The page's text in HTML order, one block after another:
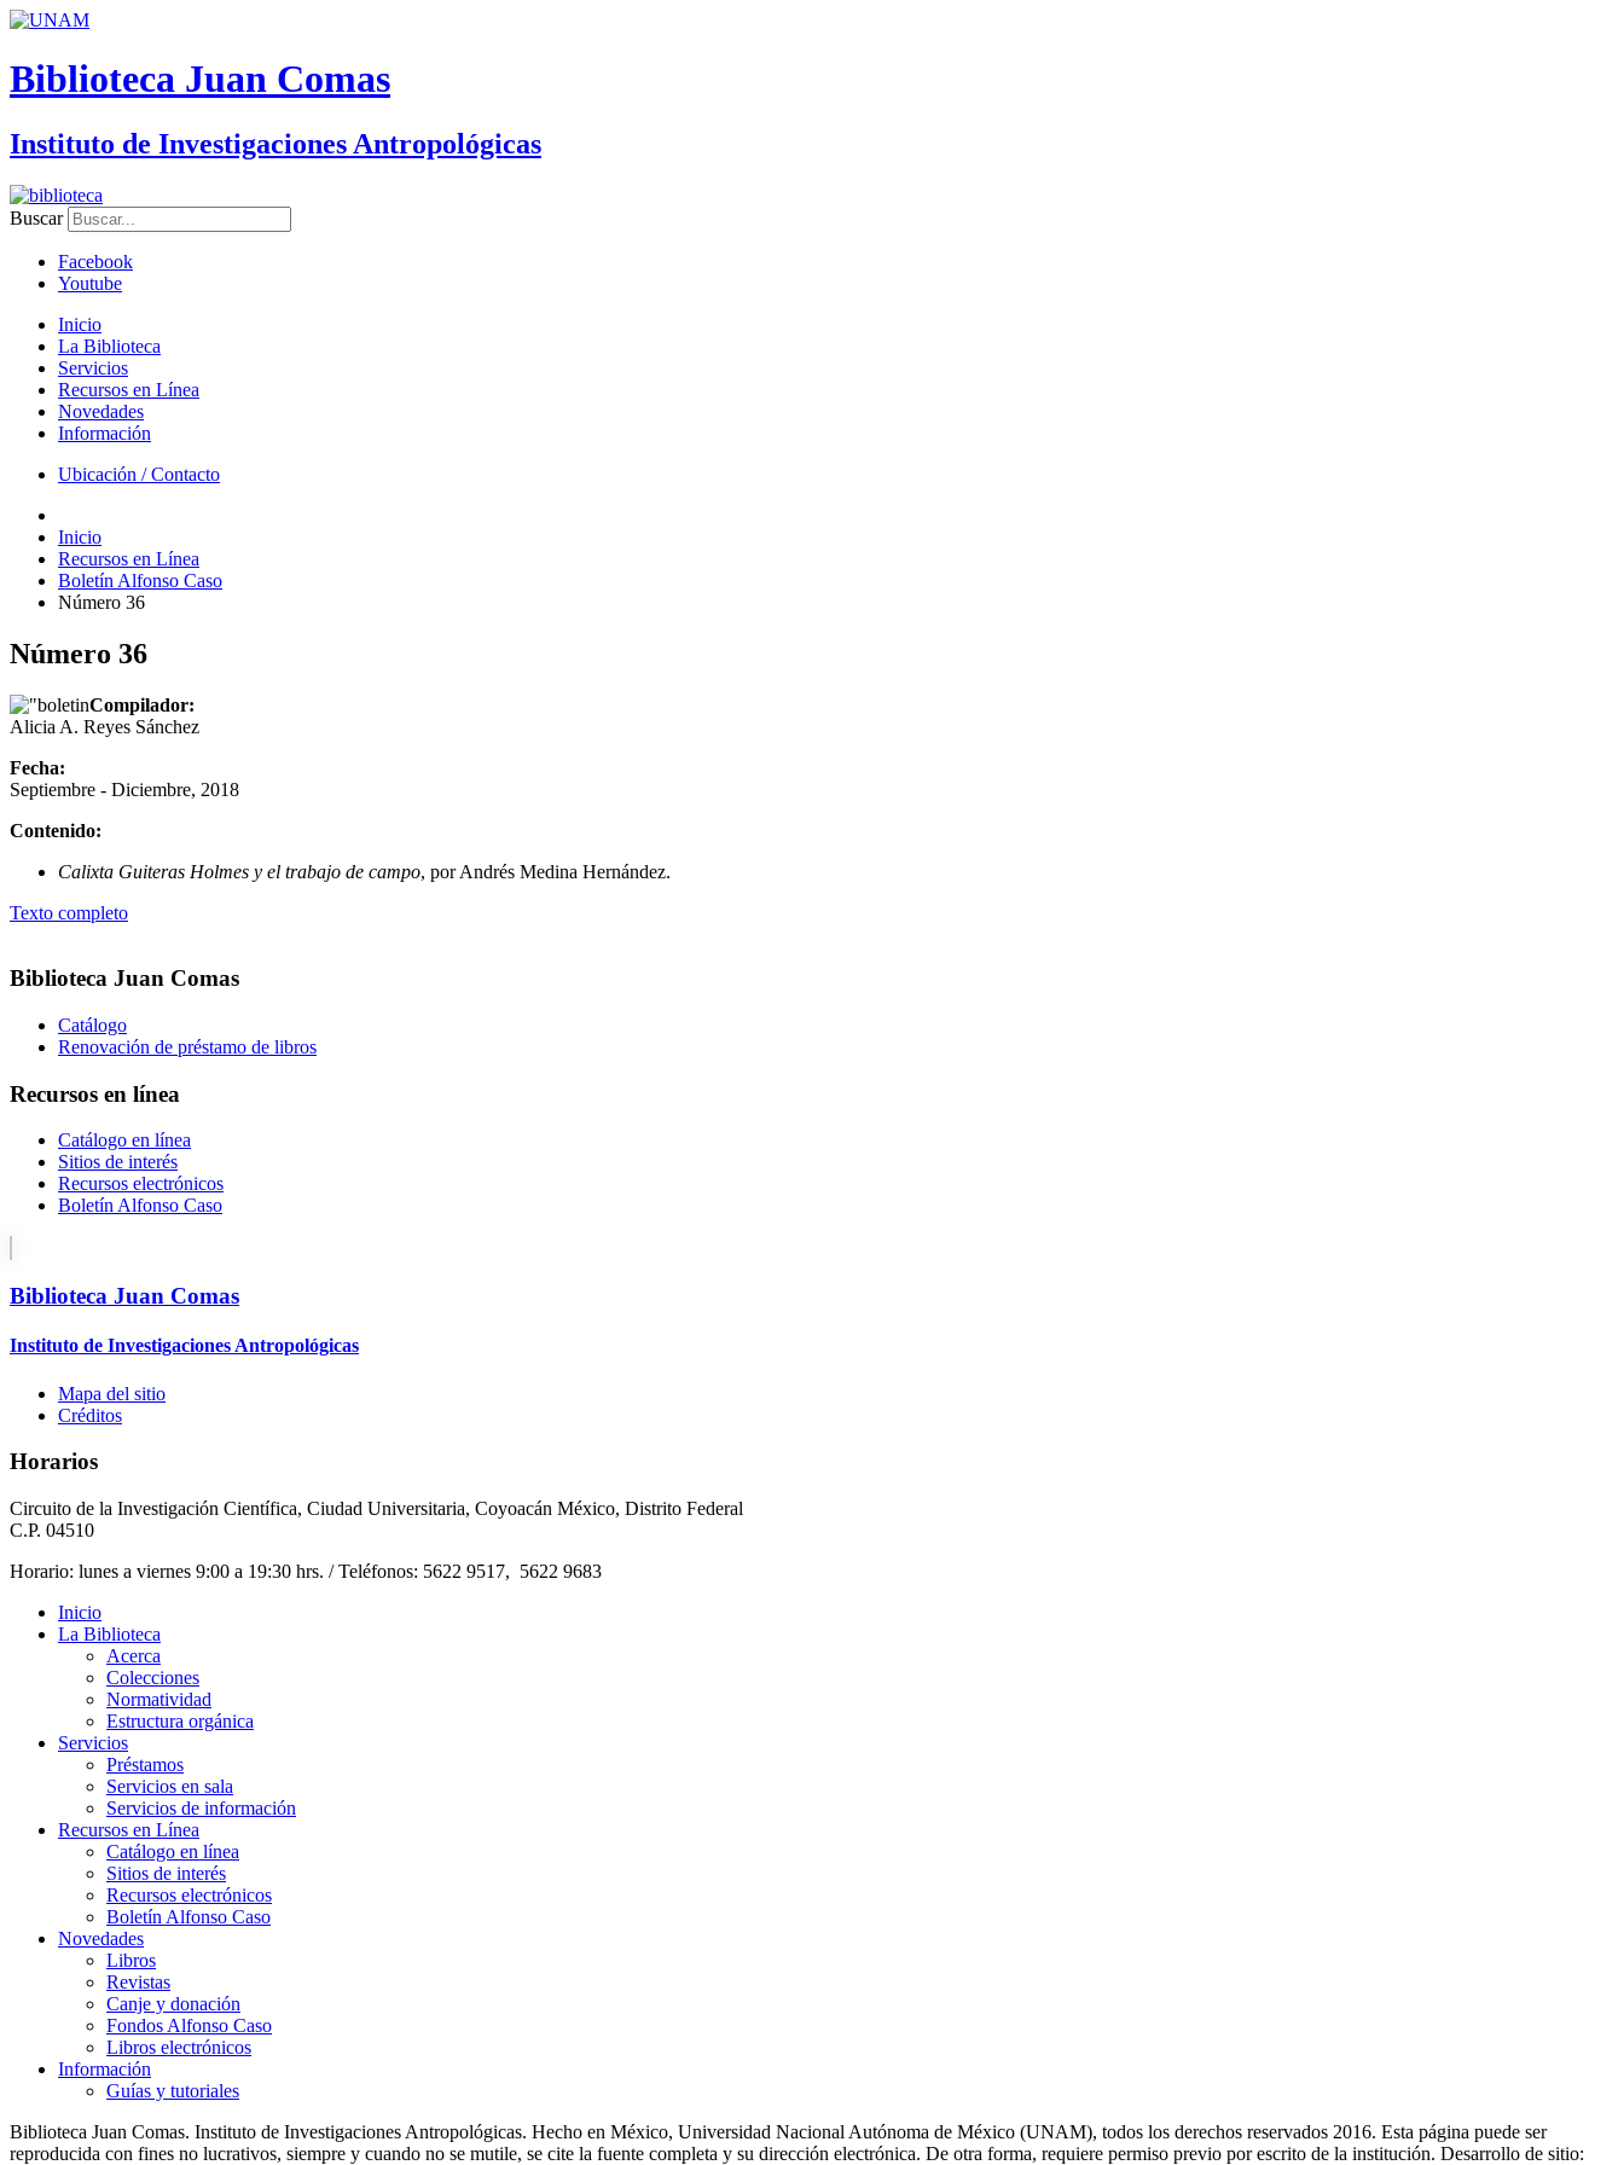
Biblioteca Juan Comas
Instituto de Investigaciones Antropológicas
Buscar
Facebook
Youtube
Inicio
La Biblioteca
Servicios
Recursos en Línea
Novedades
Información
Ubicación / Contacto
Inicio
Recursos en Línea
Boletín Alfonso Caso
Número 36
Número 36
Compilador:
Alicia A. Reyes Sánchez
Fecha:
Septiembre - Diciembre, 2018
Contenido:
Calixta Guiteras Holmes y el trabajo de campo, por Andrés Medina Hernández.
Texto completo
Biblioteca Juan Comas
Catálogo
Renovación de préstamo de libros
Recursos en línea
Catálogo en línea
Sitios de interés
Recursos electrónicos
Boletín Alfonso Caso
Biblioteca Juan Comas
Instituto de Investigaciones Antropológicas
Mapa del sitio
Créditos
Horarios
Circuito de la Investigación Científica, Ciudad Universitaria, Coyoacán México, Distrito Federal
C.P. 04510
Horario: lunes a viernes 9:00 a 19:30 hrs. / Teléfonos: 5622 9517, 5622 9683
Inicio
La Biblioteca
Acerca
Colecciones
Normatividad
Estructura orgánica
Servicios
Préstamos
Servicios en sala
Servicios de información
Recursos en Línea
Catálogo en línea
Sitios de interés
Recursos electrónicos
Boletín Alfonso Caso
Novedades
Libros
Revistas
Canje y donación
Fondos Alfonso Caso
Libros electrónicos
Información
Guías y tutoriales
Biblioteca Juan Comas. Instituto de Investigaciones Antropológicas. Hecho en México, Universidad Nacional Autónoma de México (UNAM), todos los derechos reservados 2016. Esta página puede ser
reproducida con fines no lucrativos, siempre y cuando no se mutile, se cite la fuente completa y su dirección electrónica. De otra forma, requiere permiso previo por escrito de la institución. Desarrollo de sitio: